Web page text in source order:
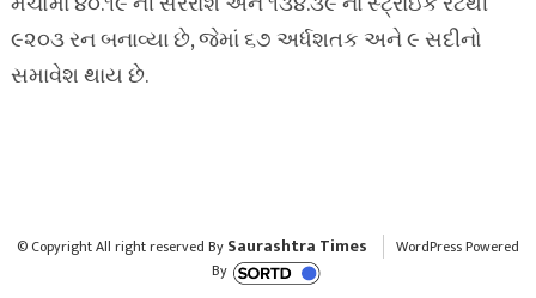
૯૨૦૩ રન બનાવ્યા છે, જેમાં ૬૭ અર્ધશતક અને ૯ સદીનો
સમાવેશ થાય છે.
© Copyright All right reserved By Saurashtra Times
WordPress Powered
By